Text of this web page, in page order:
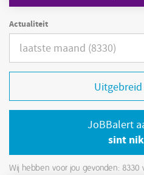
Actualiteit
JoBBalert
sint
Wij hebben voor jou gevonden: 8330